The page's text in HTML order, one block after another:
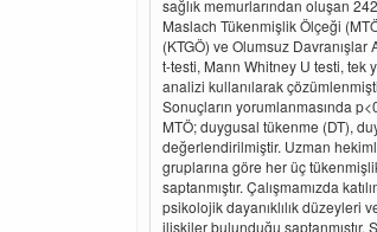
sağlık memurlarından oluşan
Maslach Tükenmişlik Ölçeği
(KTGÖ) ve Olumsuz
t-testi, Mann Whitney U testi, tek
analizi kullanılarak
Sonuçların yorumlanmasında
MTÖ; duygusal tükenme (DT),
değerlendirilmiştir. Uzman
gruplarına göre her üç
saptanmıştır. Çalışmamızda
psikolojik dayanıklılık düzeyleri
ilişkiler bulunduğu saptanmıştır.